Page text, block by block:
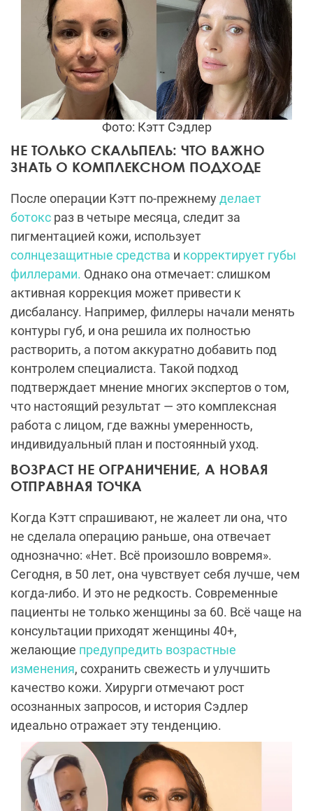
Фото: Кэтт Сэдлер
НЕ ТОЛЬКО СКАЛЬПЕЛЬ: ЧТО ВАЖНО
ЗНАТЬ О КОМПЛЕКСНОМ ПОДХОДЕ
После операции Кэтт по-прежнемуделает
ботокс раз в четыре месяца, следит за
пигментацией кожи, использует
солнцезащитные средства и корректирует губы
филлерами. Однако она отмечает: слишком
активная коррекция может привести к
дисбалансу. Например, филлеры начали менять
контуры губ, и она решила их полностью
растворить, а потом аккуратно добавить под
контролем специалиста. Такой подход
подтверждает мнение многих экспертов о том,
что настоящий результат — это комплексная
работа с лицом, где важны умеренность,
индивидуальный план и постоянный уход.
ВОЗРАСТ НЕ ОГРАНИЧЕНИЕ, А НОВАЯ
ОТПРАВНАЯ ТОЧКА
Когда Кэтт спрашивают, не жалеет ли она, что
не сделала операцию раньше, она отвечает
однозначно: «Нет. Всё произошло вовремя».
Сегодня, в 50 лет, она чувствует себя лучше, чем
когда-либо. И это не редкость. Современные
пациенты не только женщины за 60. Всё чаще на
консультации приходят женщины 40+,
желающие предупредить возрастные
изменения, сохранить свежесть и улучшить
качество кожи. Хирурги отмечают рост
осознанных запросов, и история Сэдлер
идеально отражает эту тенденцию.